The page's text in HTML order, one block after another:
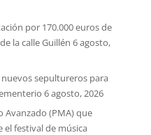
por 170.000 euros de
la calle Guillén 6 agosto,
sepultureros para
6 agosto, 2026
(PMA) que
festival de música